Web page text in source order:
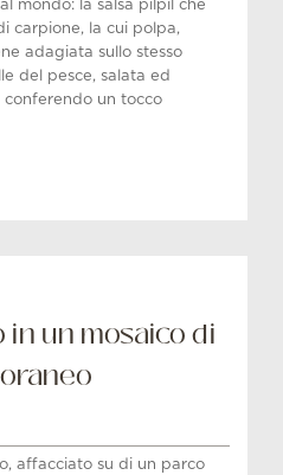
mondo: la salsa pilpil che
carpione, la cui polpa,
adagiata sullo stesso
del pesce, salata ed
conferendo un tocco
in un mosaico di
affacciato su di un parco